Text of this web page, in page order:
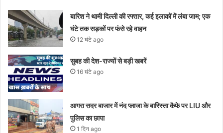
बारिश ने थामी दिल्ली की रफ्तार, कई इलाकों में लंबा जाम; एक
घंटे तक सड़कों पर फंसे रहे वाहन
12 घंटे ago
सुबह की देश-राज्यों से बड़ी खबरें
16 घंटे ago
आगरा सदर बाजार में नंद प्लाजा के बारिस्ता कैफे पर LIU और
पुलिस का छापा
1 दिन ago